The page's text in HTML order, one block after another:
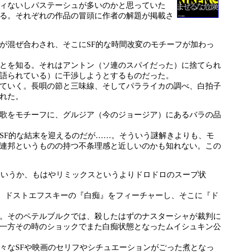
ないしパステーシュが多いのかと思っていた
。それぞれの作品の冒頭に作者の解題が掲載さ
ぜ合わされ、そこにSF的な時間改変のモチーフが加わっ
知る。それはアントン（ソ連のスパイだった）に捨てられ
れている）に干渉しようとするものだった。
く。長唄の節と三味線、そしてパラライカの調べ、白拍子
た。
をモチーフに、グルジア（今のジョージア）にあるバラの品
的な結末を迎えるのだが……。そういう謎解きよりも、モ
邦というものの持つ不条理感と近しいのかも知れない。この
うか、もはやリミックスというよりドロドロのスープ状
ストエフスキーの『白痴』をフィーチャーし、そこに『ド
のペテルブルクでは、殺したはずのナスターシャが裁判に
方その時のショックでまた白痴状態となったムイシュキン公
SFや映画のセリフやシチュエーションがごった煮となっ